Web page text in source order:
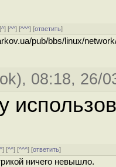
^] [^^] [^^^] [ответить]
pub/bbs/linux/
ok), 08:18, 26/
^] [^^] [^^^] [ответить]
ничего невышло.